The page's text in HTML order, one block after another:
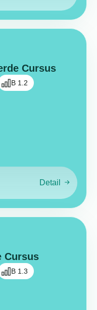
Cursus
B 1.2
Detail
Cursus
B 1.3